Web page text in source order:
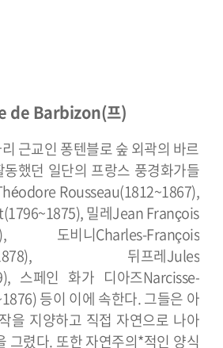
de Barbizon(프)
근교인 퐁텐블로 숲 외곽의 바르
했던 일단의 프랑스 풍경화가들
Rousseau(1812~1867),
밀레Jean François
도비니Charles-François
뒤프레Jules
스페인 화가 디아즈Narcisse-
등이 이에 속한다. 그들은 아
을 지양하고 직접 자연으로 나아
그렸다. 또한 자연주의*적인 양식